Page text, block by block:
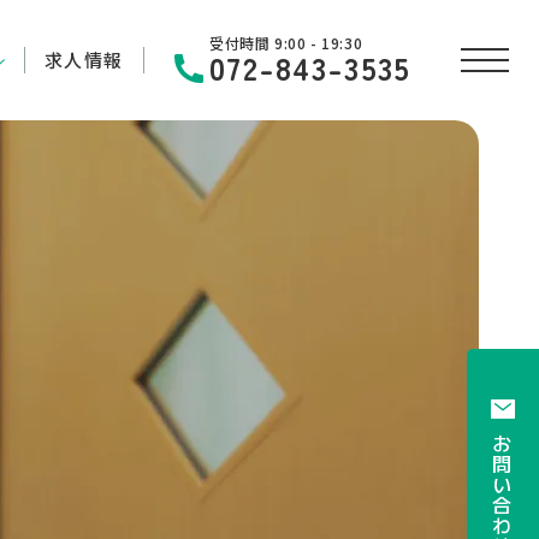
求人情報
受付時間 9:00 - 19:30
072-843-3535
お
問
い
合
わ